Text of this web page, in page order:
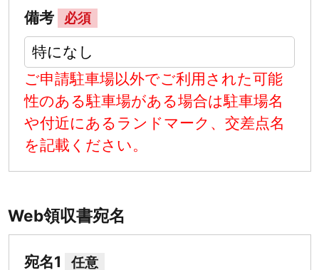
備考 必須
ご申請駐車場以外でご利用された可能
性のある駐車場がある場合は駐車場名
や付近にあるランドマーク、交差点名
を記載ください。
Web領収書宛名
宛名1 任意